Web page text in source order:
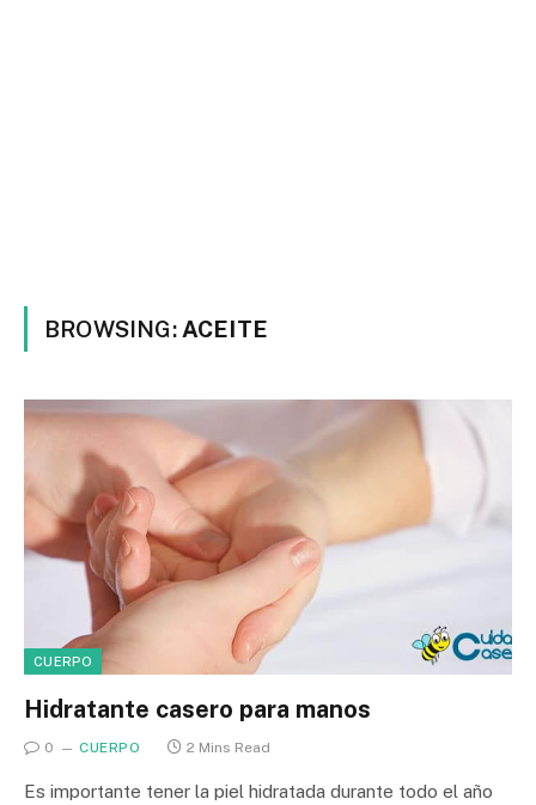
BROWSING: ACEITE
CUERPO
Hidratante casero para manos
0 CUERPO 2 Mins Read
Es importante tener la piel hidratada durante todo el año